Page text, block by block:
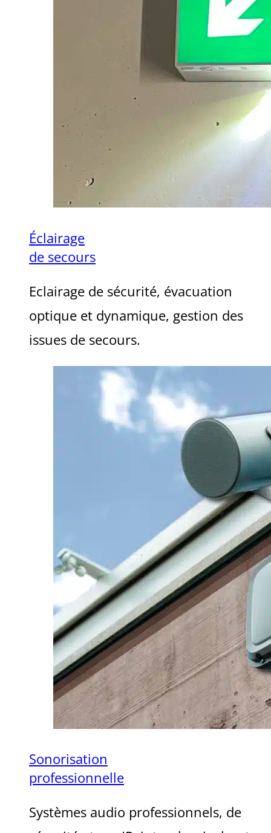
Éclairage
de secours
Eclairage de sécurité, évacuation
optique et dynamique, gestion des
issues de secours.
Sonorisation
professionnelle
Systèmes audio professionnels, de